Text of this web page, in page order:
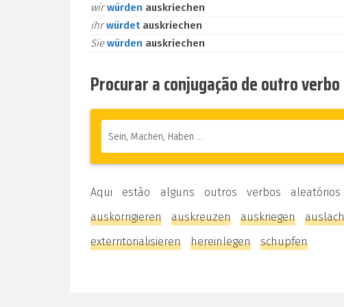
wirwürden auskriechen
ihrwürdet auskriechen
Siewürden auskriechen
Procurar a conjugação de outro
Aqui estão alguns outros verbos
auskorrigieren
auskreuzen auskriegen
exterritorialisieren
hereinlegen schupfen